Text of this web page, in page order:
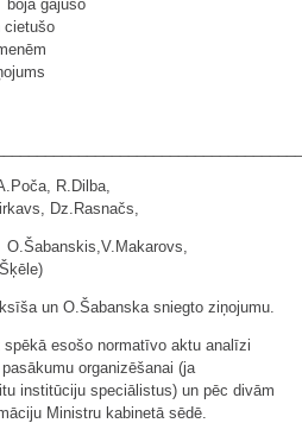
bojā gājušo
cietušo
R.Dilba,
Dz.Rasnačs,
O.Šabanskis,V.Makarovs,
un O.Šabanska sniegto ziņojumu.
esošo normatīvo aktu analīzi
organizēšanai (ja
institūciju speciālistus) un pēc divām
Ministru kabinetā sēdē.